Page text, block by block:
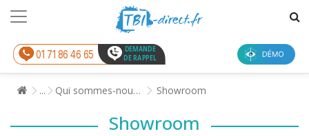
01 71 86 46 65
DEMANDE
DE RAPPEL
... Qui sommes-nous ? Showroom
Showroom